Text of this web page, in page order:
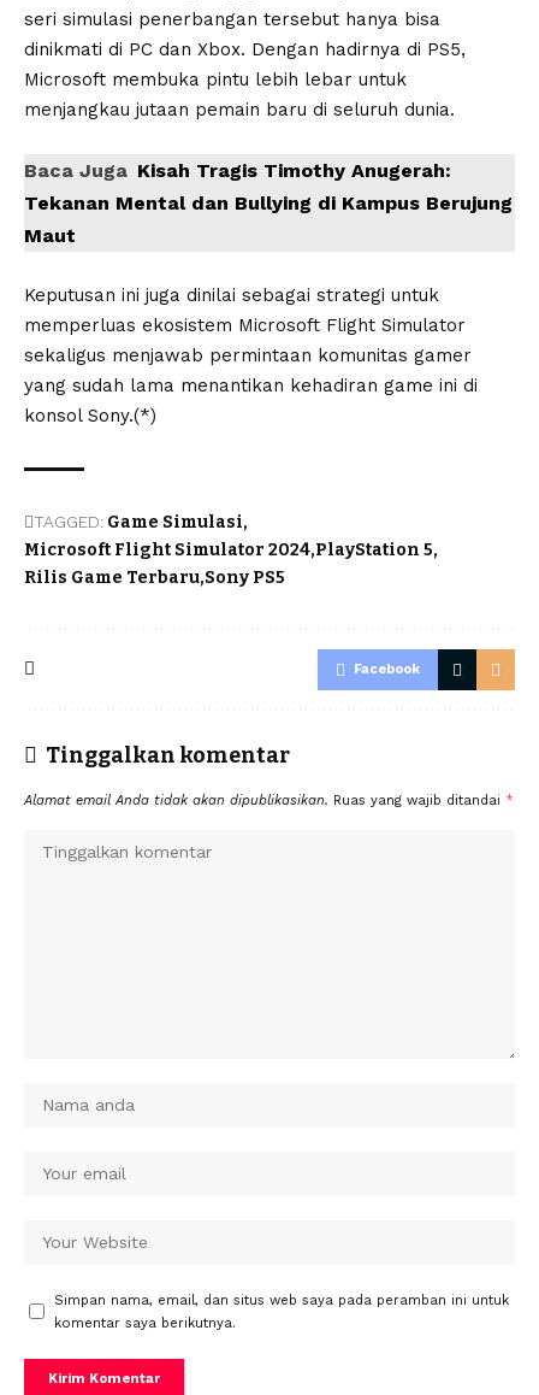
seri simulasi penerbangan tersebut hanya bisa
dinikmati di PC dan Xbox. Dengan hadirnya di PS5,
Microsoft membuka pintu lebih lebar untuk
menjangkau jutaan pemain baru di seluruh dunia.
Baca Juga Kisah Tragis Timothy Anugerah:
Tekanan Mental dan Bullying di Kampus Berujung
Maut
Keputusan ini juga dinilai sebagai strategi untuk
memperluas ekosistem Microsoft Flight Simulator
sekaligus menjawab permintaan komunitas gamer
yang sudah lama menantikan kehadiran game ini di
konsol Sony.(*)
TAGGED: Game Simulasi
Microsoft Flight Simulator 2024 PlayStation 5
Rilis Game Terbaru Sony PS5
Facebook
Tinggalkan komentar
Alamat email Anda tidak akan dipublikasikan. Ruas yang wajib ditandai *
Simpan nama, email, dan situs web saya pada peramban ini untuk
komentar saya berikutnya.